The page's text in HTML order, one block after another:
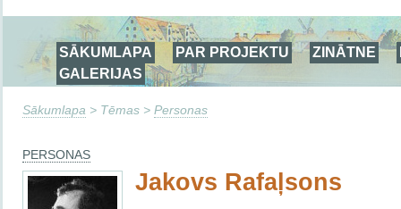
SĀKUMLAPA PAR PROJEKTU ZINĀTNE
GALERIJAS
Sākumlapa > Tēmas > Personas
PERSONAS
Jakovs Rafaļsons